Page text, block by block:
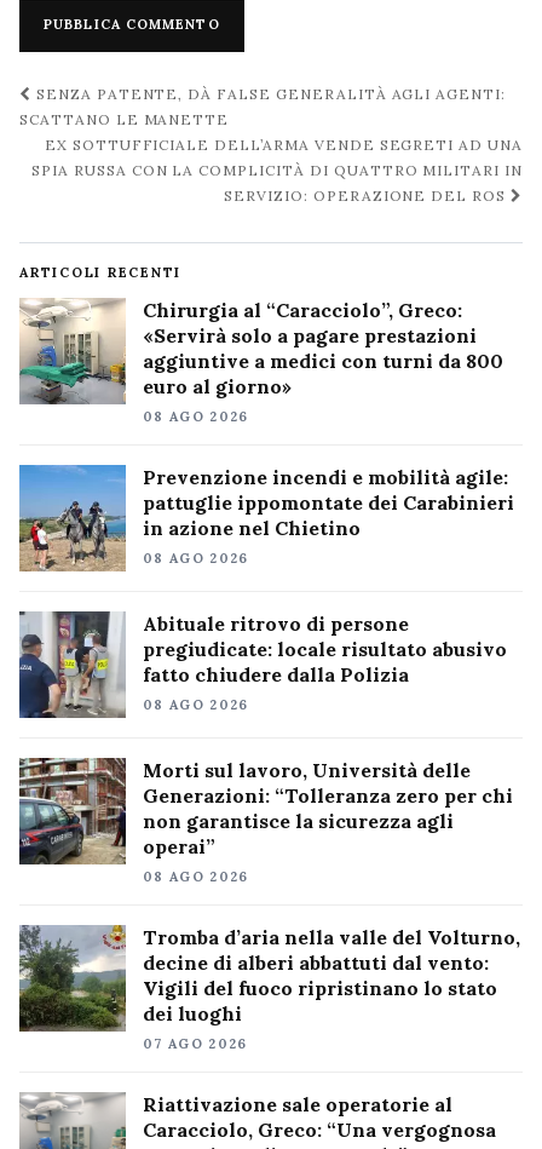
Navigazione
post
SENZA PATENTE, DÀ FALSE GENERALITÀ AGLI AGENTI:
SCATTANO LE MANETTE
EX SOTTUFFICIALE DELL’ARMA VENDE SEGRETI AD UNA
SPIA RUSSA CON LA COMPLICITÀ DI QUATTRO MILITARI IN
SERVIZIO: OPERAZIONE DEL ROS
ARTICOLI RECENTI
Chirurgia al “Caracciolo”, Greco:
«Servirà solo a pagare prestazioni
aggiuntive a medici con turni da 800
euro al giorno»
08 AGO 2026
Prevenzione incendi e mobilità agile:
pattuglie ippomontate dei Carabinieri
in azione nel Chietino
08 AGO 2026
Abituale ritrovo di persone
pregiudicate: locale risultato abusivo
fatto chiudere dalla Polizia
08 AGO 2026
Morti sul lavoro, Università delle
Generazioni: “Tolleranza zero per chi
non garantisce la sicurezza agli
operai”
08 AGO 2026
Tromba d’aria nella valle del Volturno,
decine di alberi abbattuti dal vento:
Vigili del fuoco ripristinano lo stato
dei luoghi
07 AGO 2026
Riattivazione sale operatorie al
Caracciolo, Greco: “Una vergognosa